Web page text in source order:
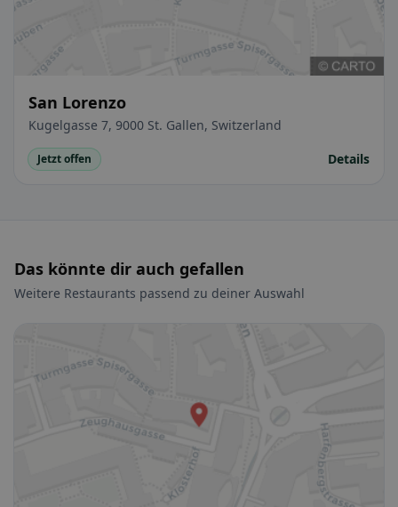
San Lorenzo
Kugelgasse 7, 9000 St. Gallen, Switzerland
Jetzt offen Details
Das könnte dir auch gefallen
Weitere Restaurants passend zu deiner Auswahl